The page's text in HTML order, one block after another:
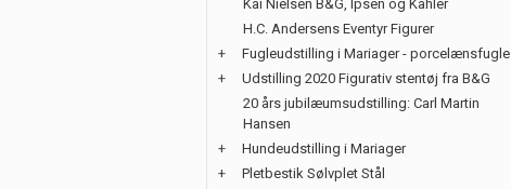
Kai Nielsen B&G, Ipsen og Kähler
H.C. Andersens Eventyr Figurer
+
Fugleudstilling i Mariager - porcelænsfugle
+
Udstilling 2020 Figurativ stentøj fra B&G
20 års jubilæumsudstilling: Carl Martin
Hansen
+
Hundeudstilling i Mariager
+
Pletbestik Sølvplet Stål